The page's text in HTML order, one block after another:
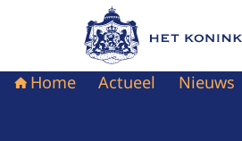
Naar de homepage
Home Actueel Nieuws